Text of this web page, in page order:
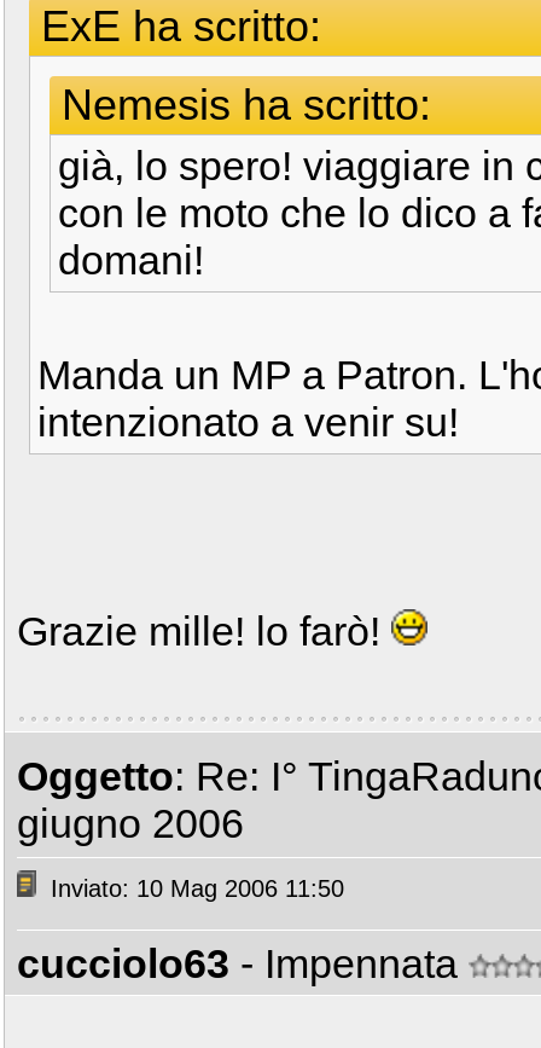
ExE ha scritto:
Nemesis ha scritto:
già, lo spero! viaggiare in
con le moto che lo dico a
domani!
Manda un MP a Patron.
intenzionato a venir su!
Grazie mille! lo farò!
Oggetto: Re: I°
giugno 2006
Inviato: 10 Mag 2006 11:50
cucciolo63 - Impennata